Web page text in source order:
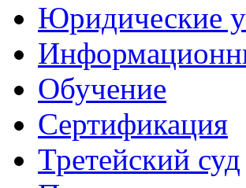
Юридические
Обучение
Сертификация
Третейский суд